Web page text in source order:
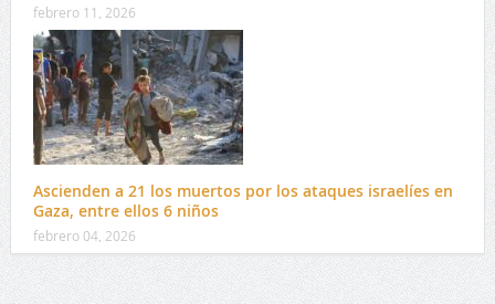
febrero 11, 2026
Ascienden a 21 los muertos por los ataques israelíes en
Gaza, entre ellos 6 niños
febrero 04, 2026